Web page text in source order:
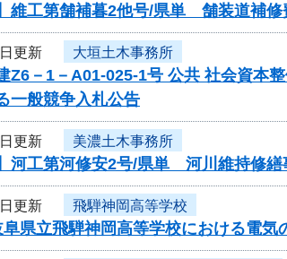
維工第舗補暮2他号/県単 舗装道補
更新 大垣土木事務所
Z6－1－A01-025-1号 公共 社会資
一般競争入札公告
更新 美濃土木事務所
】河工第河修安2号/県単 河川維持修
更新 飛騨神岡高等学校
県立飛騨神岡高等学校における電気